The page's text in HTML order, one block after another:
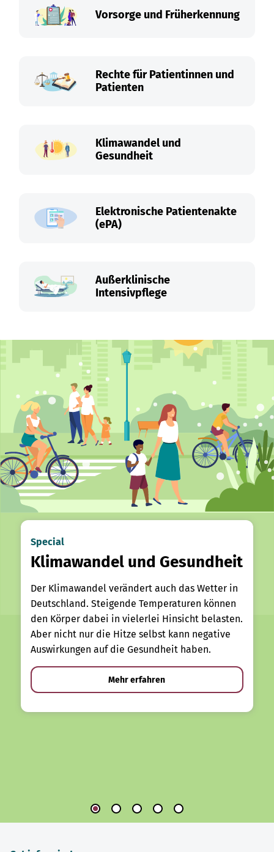
Vorsorge und Früherkennung
Rechte für Patientinnen und
Patienten
Klimawandel und
Gesundheit
Elektronische Patientenakte
(ePA)
Außerklinische
Intensivpflege
Special
Klimawandel und Gesundheit
Der Klimawandel verändert auch das Wetter in
Deutschland. Steigende Temperaturen können
den Körper dabei in vielerlei Hinsicht belasten.
Aber nicht nur die Hitze selbst kann negative
Auswirkungen auf die Gesundheit haben.
Mehr erfahren